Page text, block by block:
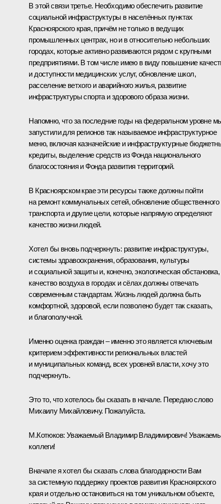
В этой связи третье. Необходимо обеспечить развитие
социальной инфраструктуры в населённых пунктах
Красноярского края, причём не только в ведущих
промышленных центрах, но и в относительно небольших
городах, которые активно развиваются рядом с крупными
предприятиями. В том числе имею в виду повышение
и доступности медицинских услуг, обновление школ,
расселение ветхого и аварийного жилья, развитие
инфраструктуры спорта и здорового образа жизни.
Напомню, что за последние годы на федеральном уровне
запустили для регионов так называемое инфраструктурное
меню, включая казначейские и инфраструктурные
кредиты, выделение средств из Фонда национального
благосостояния и Фонда развития территорий.
В Красноярском крае эти ресурсы также должны пойти
на ремонт коммунальных сетей, обновление общественного
транспорта и другие цели, которые напрямую определяют
качество жизни людей.
Хотел бы вновь подчеркнуть: развитие инфраструктуры,
системы здравоохранения, образования, культуры
и социальной защиты и, конечно, экологическая обстановка,
качество воздуха в городах и сёлах должны отвечать
современным стандартам. Жизнь людей должна быть
комфортной, здоровой, если позволено будет так сказать,
и благополучной.
Именно оценка граждан – именно это является ключевым
критерием эффективности региональных властей
и муниципальных команд, всех уровней власти, хочу это
подчеркнуть.
Это то, что хотелось бы сказать в начале. Передаю слово
Михаилу Михайловичу. Пожалуйста.
М.Котюков: Уважаемый Владимир Владимирович!
коллеги!
Вначале я хотел бы сказать слова благодарности Вам
за системную поддержку проектов развития Красноярского
края и отдельно остановиться на том уникальном объекте,